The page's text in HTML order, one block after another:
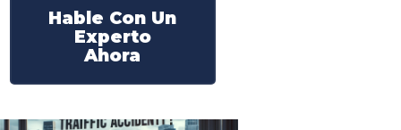
Hable Con Un
Experto
Ahora